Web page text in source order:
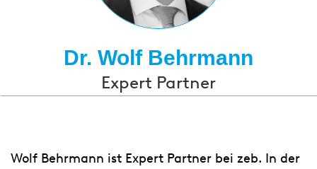
Dr. Wolf Behrmann
Expert Partner
Wolf Behrmann ist Expert Partner bei zeb. In der